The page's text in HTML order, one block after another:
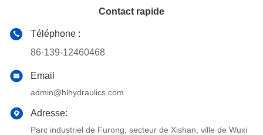
Contact rapide
Téléphone :
86-139-12460468
Email
admin@hlhydraulics.com
Adresse:
Parc industriel de Furong, secteur de Xishan, ville de Wuxi